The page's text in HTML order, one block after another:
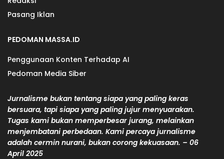
Pasang Iklan
PEDOMAN MASSA.ID
Penggunaan Konten Terhadap AI
Pedoman Media Siber
Jurnalisme bukan tentang siapa yang paling keras
bersuara, tapi siapa yang paling jujur menyuarakan.
Tugas kami bukan memperbesar jurang, melainkan
menjembatani perbedaan. Kami percaya jurnalisme
adalah cermin nurani, bukan corong kekuasaan. – 06
April 2025